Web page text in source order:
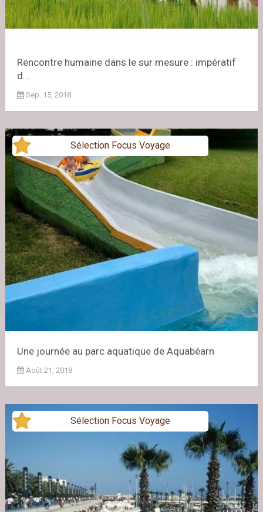
Rencontre humaine dans le sur mesure : impératif
d...
Sep. 15, 2018
Sélection Focus Voyage
Une journée au parc aquatique de Aquabéarn
Août 21, 2018
Sélection Focus Voyage